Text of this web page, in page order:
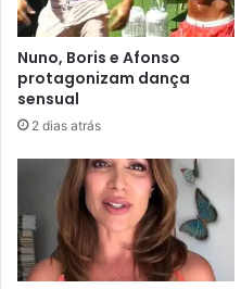
Nuno, Boris e Afonso
protagonizam dança
sensual
2 dias atrás